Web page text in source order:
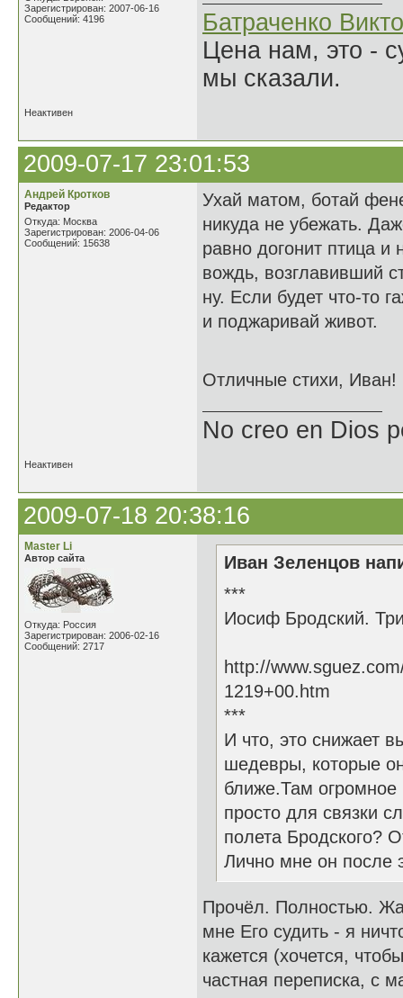
Зарегистрирован: 2007-06-16
Сообщений: 4196
Батраченко
Цена нам, это -
мы сказали.
Неактивен
2009-07-17 23:01:53
Андрей Кротков
Редактор
Откуда: Москва
Зарегистрирован: 2006-04-06
Сообщений: 15638
Ухай матом, ботай
никуда не убежать.
равно догонит птица
вождь, возглавивший
ну. Если будет что-то
и поджаривай живот.
Отличные стихи, Иван!
No creo en Dios
Неактивен
2009-07-18 20:38:16
Master Li
Автор сайта
Откуда: Россия
Зарегистрирован: 2006-02-16
Сообщений: 2717
Иван Зеленцов
***
Иосиф Бродский.
http://
1219+00.htm
***
И что, это снижает
шедевры, которые
ближе.Там огромное
просто для связки
полета Бродского?
Лично мне он после
Прочёл. Полностью.
мне Его судить - я
кажется (хочется,
частная переписка, с